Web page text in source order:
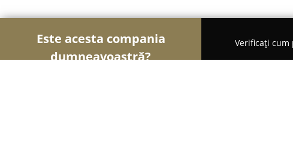
Este acesta compania
dumneavoastră?
Verificați